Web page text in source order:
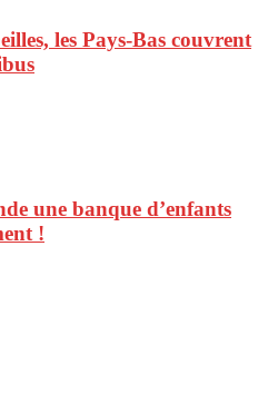
les Pays-Bas couvrent
une banque d’enfants
!